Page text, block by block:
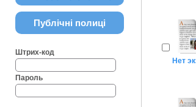
Публічні полиці
Штрих-код
Пароль
Нет